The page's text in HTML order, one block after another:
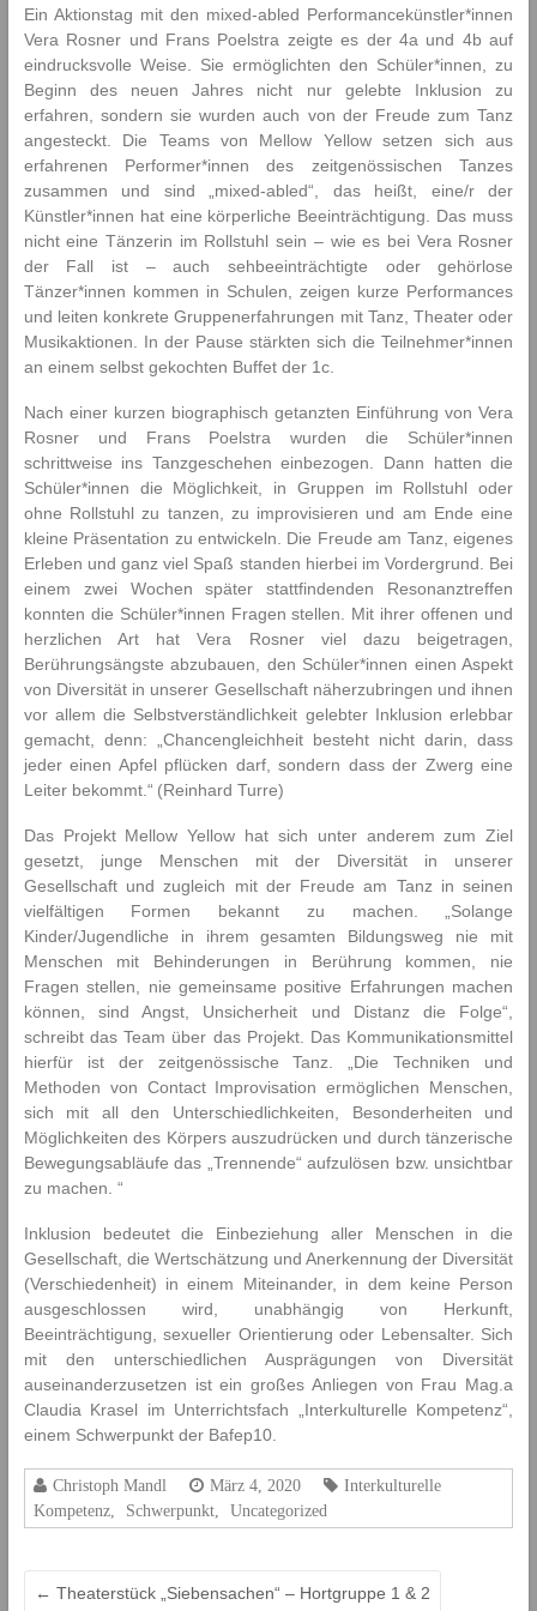
t
a
ä
d
a
g
o
g
i
k
Ein Aktionstag mit den mixed-abled Performancekünstler*innen
Vera Rosner und Frans Poelstra zeigte es der 4a und 4b auf
eindrucksvolle Weise. Sie ermöglichten den Schüler*innen, zu
Beginn des neuen Jahres nicht nur gelebte Inklusion zu
erfahren, sondern sie wurden auch von der Freude zum Tanz
angesteckt.
Die Teams von Mellow Yellow setzen sich aus
erfahrenen Performer*innen des zeitgenössischen Tanzes
zusammen und sind „mixed-abled“, das heißt, eine/r der
Künstler*innen hat eine körperliche Beeinträchtigung. Das muss
nicht eine Tänzerin im Rollstuhl sein – wie es bei Vera Rosner
der Fall ist – auch sehbeeinträchtigte oder gehörlose
Tänzer*innen kommen in Schulen, zeigen kurze Performances
und leiten konkrete Gruppenerfahrungen mit Tanz, Theater oder
Musikaktionen. In der Pause stärkten sich die Teilnehmer*innen
an einem selbst gekochten Buffet der 1c.
Nach einer kurzen biographisch getanzten Einführung von Vera
Rosner und Frans Poelstra wurden die Schüler*innen
schrittweise ins Tanzgeschehen einbezogen. Dann hatten die
Schüler*innen die Möglichkeit, in Gruppen im Rollstuhl oder
ohne Rollstuhl zu tanzen, zu improvisieren und am Ende eine
kleine Präsentation zu entwickeln. Die Freude am Tanz, eigenes
Erleben und ganz viel Spaß standen hierbei im Vordergrund. Bei
einem zwei Wochen später stattfindenden Resonanztreffen
konnten die Schüler*innen Fragen stellen. Mit ihrer offenen und
herzlichen Art hat Vera Rosner viel dazu beigetragen,
Berührungsängste abzubauen, den Schüler*innen einen Aspekt
von Diversität in unserer Gesellschaft näherzubringen und ihnen
vor allem die Selbstverständlichkeit gelebter Inklusion erlebbar
gemacht, denn: „Chancengleichheit besteht nicht darin, dass
jeder einen Apfel pflücken darf, sondern dass der Zwerg eine
Leiter bekommt.“ (Reinhard Turre)
Das Projekt Mellow Yellow hat sich unter anderem zum Ziel
gesetzt, junge Menschen mit der Diversität in unserer
Gesellschaft und zugleich mit der Freude am Tanz in seinen
vielfältigen Formen bekannt zu machen. „Solange
Kinder/Jugendliche in ihrem gesamten Bildungsweg nie mit
Menschen mit Behinderungen in Berührung kommen, nie
Fragen stellen, nie gemeinsame positive Erfahrungen machen
können, sind Angst, Unsicherheit und Distanz die Folge“,
schreibt das Team über das Projekt. Das Kommunikationsmittel
hierfür ist der zeitgenössische Tanz. „Die Techniken und
Methoden von Contact Improvisation ermöglichen Menschen,
sich mit all den Unterschiedlichkeiten, Besonderheiten und
Möglichkeiten des Körpers auszudrücken und durch tänzerische
Bewegungsabläufe das „Trennende“ aufzulösen bzw. unsichtbar
zu machen. “
Inklusion bedeutet die Einbeziehung aller Menschen in die
Gesellschaft, die Wertschätzung und Anerkennung der Diversität
(Verschiedenheit) in einem Miteinander, in dem keine Person
ausgeschlossen wird, unabhängig von Herkunft,
Beeinträchtigung, sexueller Orientierung oder Lebensalter. Sich
mit den unterschiedlichen Ausprägungen von Diversität
auseinanderzusetzen ist ein großes Anliegen von Frau Mag.a
Claudia Krasel im Unterrichtsfach „Interkulturelle Kompetenz“,
einem Schwerpunkt der Bafep10.
Christoph Mandl März 4, 2020
Interkulturelle
Kompetenz, Schwerpunkt, Uncategorized
← Theaterstück „Siebensachen“ – Hortgruppe 1 & 2